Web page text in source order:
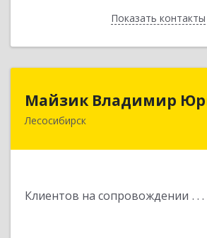
Показать контакты
Назад
Майзик Владимир
Лесосибирск
Клиентов на сопровождении